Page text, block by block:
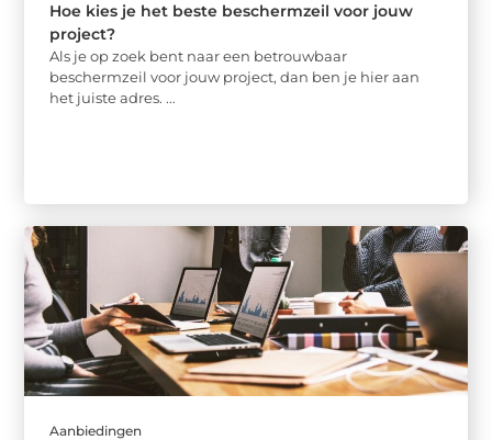
Hoe kies je het beste beschermzeil voor jouw
project?
Als je op zoek bent naar een betrouwbaar
beschermzeil voor jouw project, dan ben je hier aan
het juiste adres. ...
Aanbiedingen